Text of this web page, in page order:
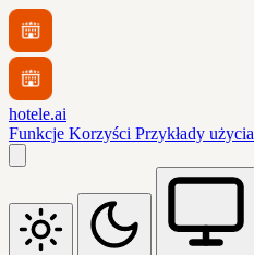
hotele.ai
Funkcje Korzyści Przykłady użycia